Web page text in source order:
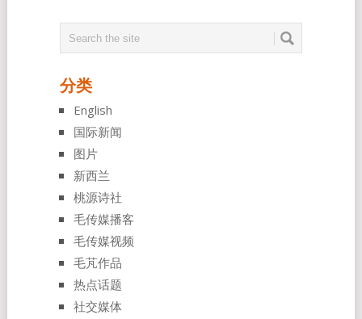
分类
English
国际新闻
图片
新西兰
桃源诗社
毛传媒播客
毛传媒视频
毛芃作品
热点话题
社交媒体